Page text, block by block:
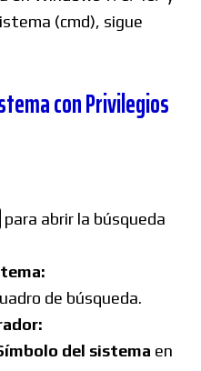
(cmd), sigue
con Privilegios
para abrir la búsqueda
de búsqueda.
del sistema en